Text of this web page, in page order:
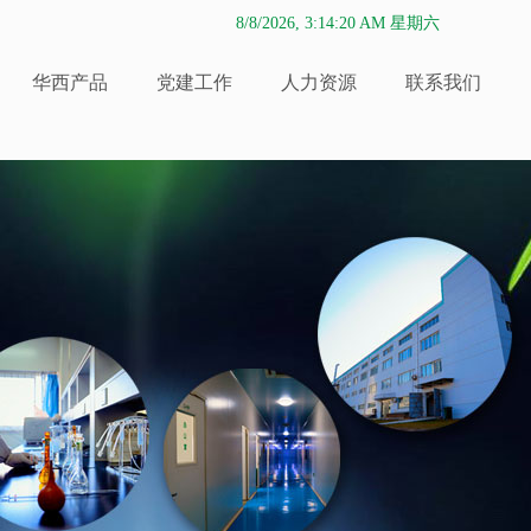
8/8/2026, 3:14:20 AM 星期六
联系我们
人力资源
党建工作
华西产品